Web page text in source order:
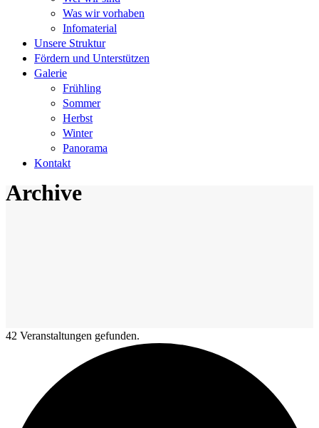
Was wir vorhaben
Infomaterial
Unsere Struktur
Fördern und Unterstützen
Galerie
Frühling
Sommer
Herbst
Winter
Panorama
Kontakt
Archive
42 Veranstaltungen gefunden.